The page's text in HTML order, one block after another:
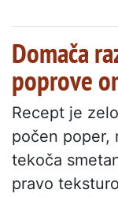
Domača
poprove
Recept je
počen poper,
tekoča
pravo